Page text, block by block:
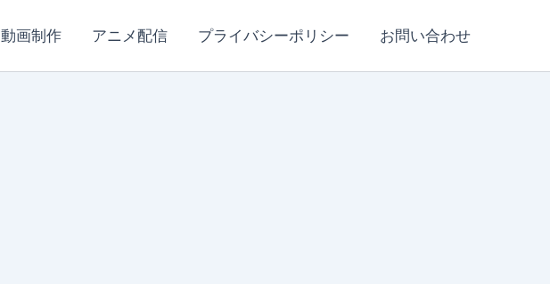
動画制作 アニメ配信 プライバシーポリシー お問い合わせ